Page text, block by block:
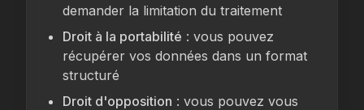
demander la limitation du traitement
Droit à la portabilité : vous pouvez
récupérer vos données dans un format
structuré
Droit d'opposition : vous pouvez vous